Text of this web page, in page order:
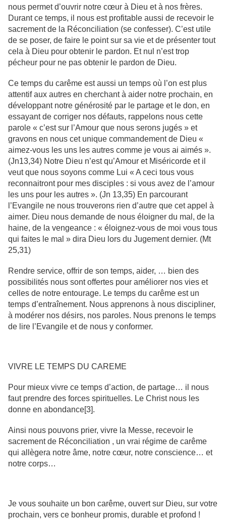
nous permet d’ouvrir notre cœur à Dieu et à nos frères.
Durant ce temps, il nous est profitable aussi de recevoir le
sacrement de la Réconciliation (se confesser). C’est utile
de se poser, de faire le point sur sa vie et de présenter tout
cela à Dieu pour obtenir le pardon. Et nul n’est trop
pécheur pour ne pas obtenir le pardon de Dieu.
Ce temps du carême est aussi un temps où l’on est plus
attentif aux autres en cherchant à aider notre prochain, en
développant notre générosité par le partage et le don, en
essayant de corriger nos défauts, rappelons nous cette
parole « c’est sur l’Amour que nous serons jugés » et
gravons en nous cet unique commandement de Dieu «
aimez-vous les uns les autres comme je vous ai aimés ».
(Jn13,34) Notre Dieu n’est qu’Amour et Miséricorde et il
veut que nous soyons comme Lui « A ceci tous vous
reconnaitront pour mes disciples : si vous avez de l’amour
les uns pour les autres ». (Jn 13,35) En parcourant
l’Evangile ne nous trouverons rien d’autre que cet appel à
aimer. Dieu nous demande de nous éloigner du mal, de la
haine, de la vengeance : « éloignez-vous de moi vous tous
qui faites le mal » dira Dieu lors du Jugement dernier. (Mt
25,31)
Rendre service, offrir de son temps, aider, … bien des
possibilités nous sont offertes pour améliorer nos vies et
celles de notre entourage. Le temps du carême est un
temps d’entraînement. Nous apprenons à nous discipliner,
à modérer nos désirs, nos paroles. Nous prenons le temps
de lire l’Evangile et de nous y conformer.
VIVRE LE TEMPS DU CAREME
Pour mieux vivre ce temps d’action, de partage… il nous
faut prendre des forces spirituelles. Le Christ nous les
donne en abondance[3].
Ainsi nous pouvons prier, vivre la Messe, recevoir le
sacrement de Réconciliation , un vrai régime de carême
qui allègera notre âme, notre cœur, notre conscience… et
notre corps…
Je vous souhaite un bon carême, ouvert sur Dieu, sur votre
prochain, vers ce bonheur promis, durable et profond !